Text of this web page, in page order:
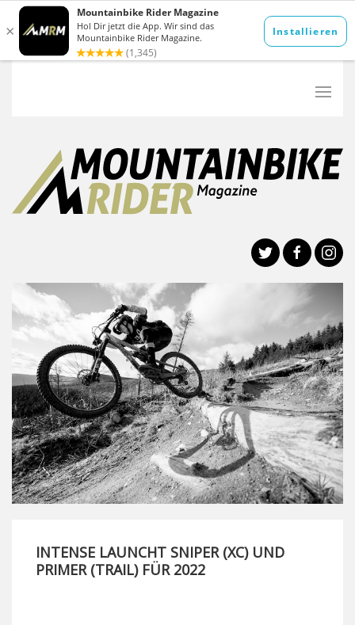
INTENSE LAUNCHT SNIPER (XC) UND
PRIMER (TRAIL) FÜR 2022